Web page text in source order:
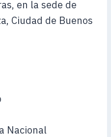
en la sede de
Ciudad de Buenos
Nacional